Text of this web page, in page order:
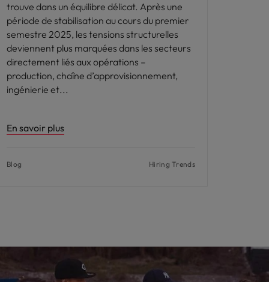
trouve dans un équilibre délicat. Après une
période de stabilisation au cours du premier
semestre 2025, les tensions structurelles
deviennent plus marquées dans les secteurs
directement liés aux opérations –
production, chaîne d’approvisionnement,
ingénierie et
En savoir plus
Blog Hiring Trends